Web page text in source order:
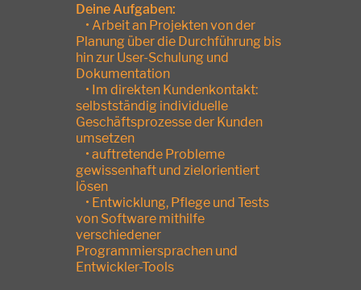
Deine Aufgaben:
• Arbeit an Projekten von der
Planung über die Durchführung bis
hin zur User-Schulung und
Dokumentation
• Im direkten Kundenkontakt:
selbstständig individuelle
Geschäftsprozesse der Kunden
umsetzen
• auftretende Probleme
gewissenhaft und zielorientiert
lösen
• Entwicklung, Pflege und Tests
von Software mithilfe
verschiedener
Programmiersprachen und
Entwickler-Tools